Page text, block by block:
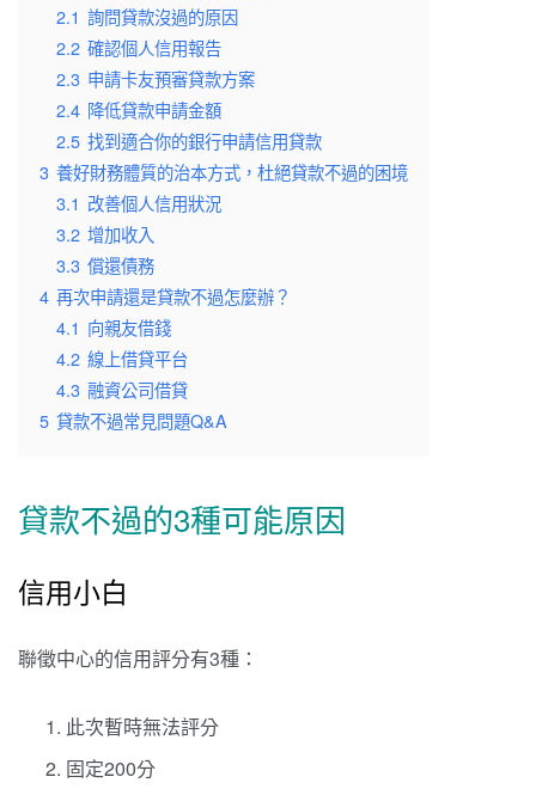
2.1 詢問貸款沒過的原因
2.2 確認個人信用報告
2.3 申請卡友預審貸款方案
2.4 降低貸款申請金額
2.5 找到適合你的銀行申請信用貸款
3 養好財務體質的治本方式，杜絕貸款不過的困境
3.1 改善個人信用狀況
3.2 增加收入
3.3 償還債務
4 再次申請還是貸款不過怎麼辦？
4.1 向親友借錢
4.2 線上借貸平台
4.3 融資公司借貸
5 貸款不過常見問題Q&A
貸款不過的3種可能原因
信用小白
聯徵中心的信用評分有3種：
此次暫時無法評分
固定200分